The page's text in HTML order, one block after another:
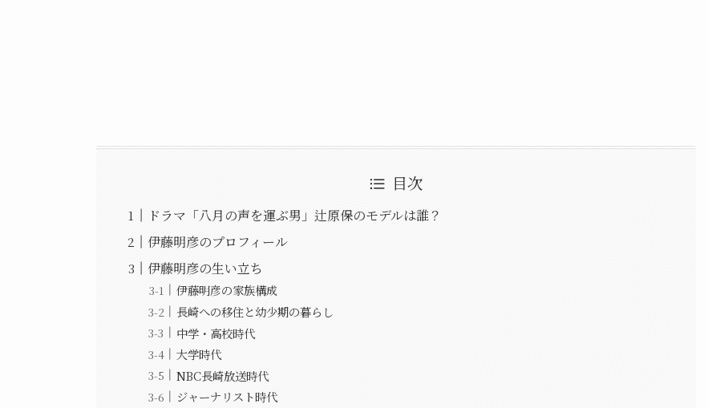
目次
ドラマ「八月の声を運ぶ男」辻原保のモデルは誰？
伊藤明彦のプロフィール
伊藤明彦の生い立ち
伊藤明彦の家族構成
長崎への移住と幼少期の暮らし
中学・高校時代
大学時代
NBC長崎放送時代
ジャーナリスト時代